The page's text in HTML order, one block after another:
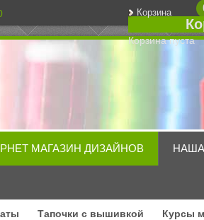
Корзина
Корзина пуста
МАГАЗИН ДИЗАЙНОВ
Тапочки с вышивкой Курсы